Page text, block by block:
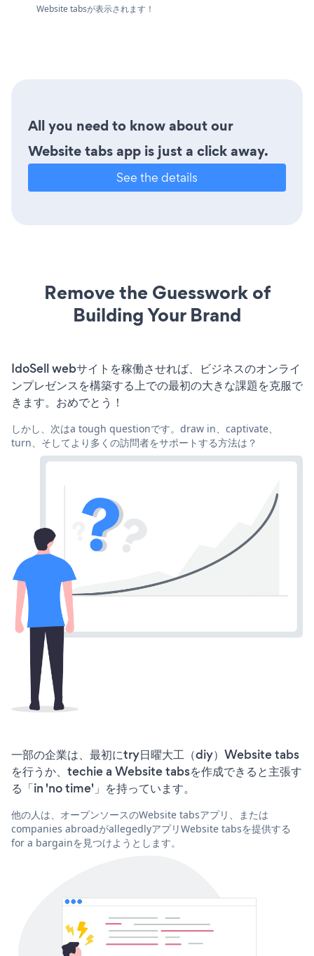
Website tabsが表示されます！
All you need to know about our
Website tabs app is just a click away.
See the details
Remove the Guesswork of
Building Your Brand
IdoSell webサイトを稼働させれば、ビジネスのオンライ
ンプレゼンスを構築する上での最初の大きな課題を克服で
きます。おめでとう！
しかし、次はa tough questionです。draw in、captivate、
turn、そしてより多くの訪問者をサポートする方法は？
一部の企業は、最初にtry日曜大工（diy）Website tabs
を行うか、techie a Website tabsを作成できると主張す
る「in 'no time'」を持っています。
他の人は、オープンソースのWebsite tabsアプリ、または
companies abroadがallegedlyアプリWebsite tabsを提供する
for a bargainを見つけようとします。